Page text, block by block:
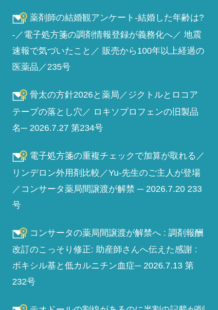
薬剤師の結婚観アンケート-結婚した年齢は?
-／電子処方箋の調剤情報登録が義務化へ／ 地震
速報で気づいたこと／ 販売から100年以上経過の
医薬品／235号
骨太の方針2026と薬局／ジクトルとロコア
テープの落とし穴／ ロキソプロフェンの旧製品
名─ 2026.7.27 第234号
電子処方箋の重複チェックで加算が取れる／
リンデロン外用剤比較／Yu-先生のご主人が登場
／コンサータ薬局間譲渡が解禁 ─ 2026.7.20 233
号
コンサータの薬局間譲渡が解禁へ : 調剤報酬
改訂のこっそり修正: 助産師さんへ伝えた感謝 :
ボキシル基と低カルニチン血症─ 2026.7.13 第
232号